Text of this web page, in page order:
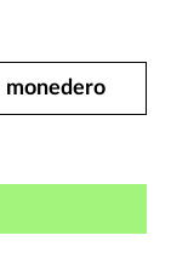
monedero